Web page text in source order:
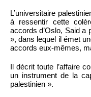
L’universitaire
à ressentir cette
accords d’Oslo, Said a
», dans lequel il émet
accords eux-mêmes,
Il décrit toute l’affaire
un instrument de la
palestinien ».